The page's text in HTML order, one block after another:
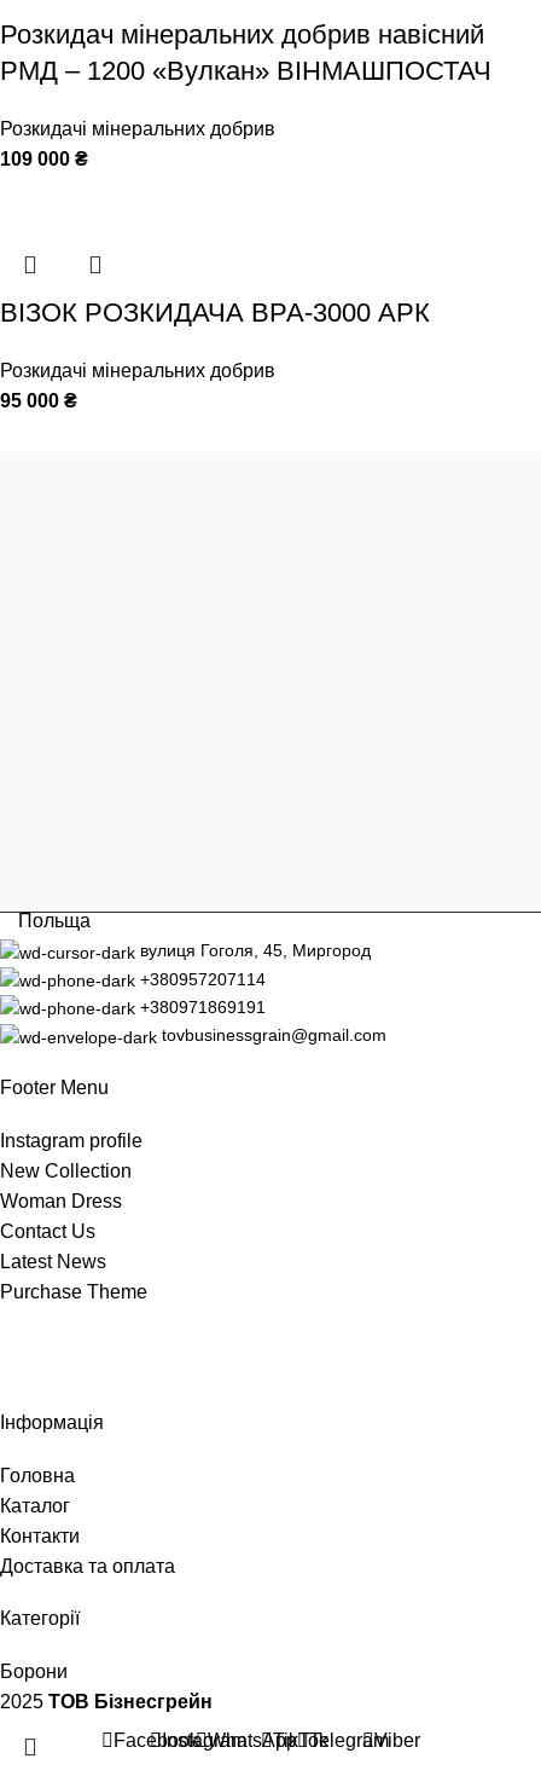
Розкидач мінеральних добрив навісний
РМД – 1200 «Вулкан» ВІНМАШПОСТАЧ
Розкидачі мінеральних добрив
109 000 ₴
ВІЗОК РОЗКИДАЧА ВРА-3000 АРК
Розкидачі мінеральних добрив
95 000 ₴
Польща
вулиця Гоголя, 45, Миргород
+380957207114
+380971869191
tovbusinessgrain@gmail.com
Footer Menu
Instagram profile
New Collection
Woman Dress
Contact Us
Latest News
Purchase Theme
Інформація
Головна
Каталог
Контакти
Доставка та оплата
Категорії
Борони
2025 ТОВ Бізнесгрейн
FacebookInstagramWhatsAppTikTokTelegramViber